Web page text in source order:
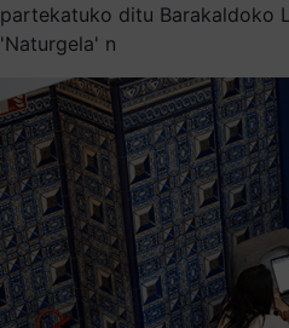
partekatuko ditu Barakaldoko
'Naturgela' n